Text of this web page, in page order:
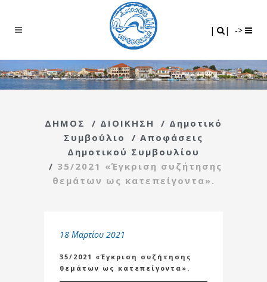
| | ->
ΔΗΜΟΣ / ΔΙΟΙΚΗΣΗ / Δημοτικό
Συμβούλιο
/ Αποφάσεις
Δημοτικού Συμβουλίου
/ 35/2021 «Έγκριση συζήτησης
θεμάτων ως κατεπείγοντα».
18 Μαρτίου 2021
35/2021 «Έγκριση συζήτησης
θεμάτων ως κατεπείγοντα».